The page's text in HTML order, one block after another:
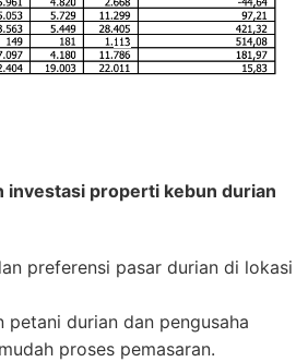
investasi properti kebun durian
preferensi pasar durian di lokasi
petani durian dan pengusaha
proses pemasaran.